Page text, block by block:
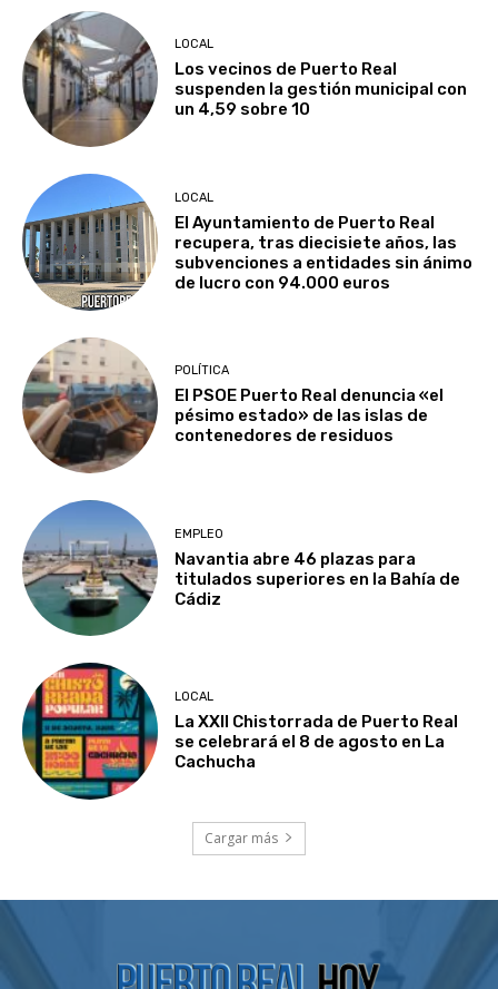
LOCAL
Los vecinos de Puerto Real
suspenden la gestión municipal con
un 4,59 sobre 10
LOCAL
El Ayuntamiento de Puerto Real
recupera, tras diecisiete años, las
subvenciones a entidades sin ánimo
de lucro con 94.000 euros
POLÍTICA
El PSOE Puerto Real denuncia «el
pésimo estado» de las islas de
contenedores de residuos
EMPLEO
Navantia abre 46 plazas para
titulados superiores en la Bahía de
Cádiz
LOCAL
La XXII Chistorrada de Puerto Real
se celebrará el 8 de agosto en La
Cachucha
Cargar más